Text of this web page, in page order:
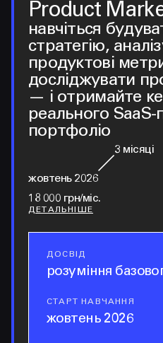
Product
навчіться
стратегію,
продуктові
досліджувати
— і отримайте
реального
портфоліо
жовтень 2026
3 місяці
18 000 грн/міс.
ДЕТАЛЬНІШЕ
досвід
ДОСВІД
розуміння
старт навчання
СТАРТ НАВЧАННЯ
жовтень 2026